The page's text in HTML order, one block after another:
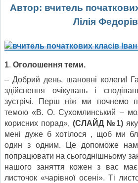
Автор: вчитель
Лілія
1. Оголошення теми.
– Добрий день, шановні колеги!
здійснення очікувань і
зустрічі. Перш ніж ми почнемо
темою «В. О. Сухомлинський –
корисних порад», (СЛАЙД №1)
мені дуже б хотілося , щоб ми
один з одним. Це допоможе нам
попрацювати на сьогоднішньому
нашого заняття кожен з вас має
листочок «чарівної осені». Ті